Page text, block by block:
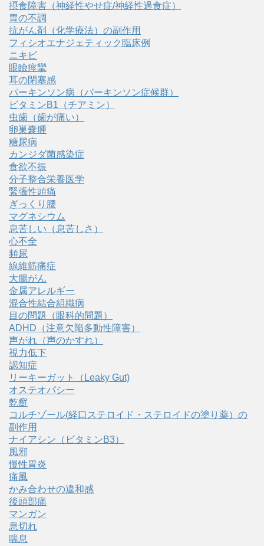
摂食障害（神経性やせ症/神経性過食症）
胃の不調
抗がん剤（化学療法）の副作用
フィシオエナジェティック臨床例
ニキビ
眼瞼痙攣
耳の閉塞感
パーキンソン病（パーキンソン症候群）
ビタミンB1（チアミン）
虫歯（歯が痛い）
卵巣嚢腫
糖尿病
カンジダ菌感染症
食欲不振
分子整合栄養医学
緊張性頭痛
ぎっくり腰
マグネシウム
息苦しい（息苦しさ）
心不全
頻尿
線維筋痛症
大腸がん
金属アレルギー
混合性結合組織病
目の問題（眼科的問題）
ADHD（注意欠陥多動性障害）
声がれ（声のかすれ）
視力低下
認知症
リーキーガット（Leaky Gut)
オステオパシー
乾癬
コルチゾール(経口ステロイド・ステロイドの塗り薬）の
副作用
ナイアシン（ビタミンB3）
風邪
慢性胃炎
痛風
かみ合わせの違和感
後頭部痛
マンガン
息切れ
喘息